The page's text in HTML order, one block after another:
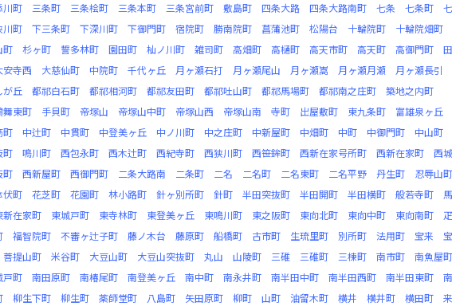
川町 三条町 三条桧町 三条本町 三条宮前町 敷島町 四条大路 四条大路南町 七条 七条町
川町 下三条町 下深川町 下御門町 宿院町 勝南院町 菖蒲池町 松陽台 十輪院町 十輪院畑町
町 杉ヶ町 誓多林町 園田町 杣ノ川町 雑司町 高畑町 高樋町 高天市町 高天町 高御門町
安寺西 大慈仙町 中院町 千代ヶ丘 月ヶ瀬石打 月ヶ瀬尾山 月ヶ瀬嵩 月ヶ瀬月瀬
月ヶ瀬長引
が丘 都祁白石町 都祁相河町 都祁友田町 都祁吐山町 都祁馬場町 都祁南之庄町
築地之内町
舞東町 手貝町 帝塚山 帝塚山中町 帝塚山西 帝塚山南 寺町 出屋敷町 東九条町
富雄泉ヶ丘
町 中辻町 中貫町 中登美ヶ丘 中ノ川町 中之庄町 中新屋町 中畑町 中町 中御門町
中山町
町 鳴川町 西包永町 西木辻町 西紀寺町 西狭川町 西笹鉾町 西新在家号所町 西新在家町
西
町 西新屋町 西御門町 二条大路南 二条町 二名 二名町 二名東町 二名平野 丹生町
忍辱山町
伏町 花芝町 花園町 林小路町 針ヶ別所町 針町 半田突抜町 半田開町 半田横町 般若寺町
新在家町 東城戸町 東寺林町 東登美ヶ丘 東鳴川町 東之阪町 東向北町 東向中町 東向南町
福智院町 不審ヶ辻子町 藤ノ木台 藤原町 船橋町 古市町 生琉里町 別所町 法用町 宝来
菩提山町 米谷町 大豆山町 大豆山突抜町 丸山 山陵町 三碓 三碓町 三棟町 南市町
南魚屋町
戸町 南田原町 南椿尾町 南登美ヶ丘 南中町 南永井町 南半田中町 南半田西町 南半田東町
柳生下町 柳生町 薬師堂町 八島町 矢田原町 柳町 山町 油留木町 横井 横井町 横田町